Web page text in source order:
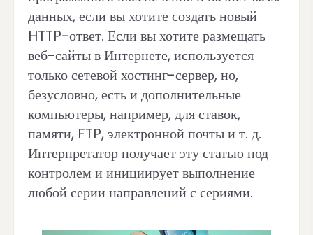
данных, если вы хотите создать новый
HTTP-ответ. Если вы хотите размещать
веб-сайты в Интернете, используется
только сетевой хостинг-сервер, но,
безусловно, есть и дополнительные
компьютеры, например, для ставок,
памяти, FTP, электронной почты и т. д.
Интерпретатор получает эту статью под
контролем и инициирует выполнение
любой серии направлений с сериями.